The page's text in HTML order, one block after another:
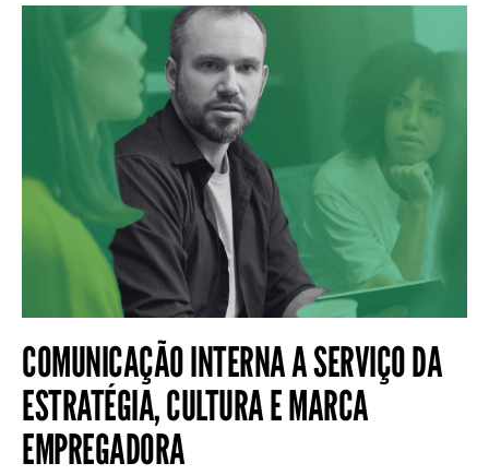
COMUNICAÇÃO INTERNA A SERVIÇO DA
ESTRATÉGIA, CULTURA E MARCA
EMPREGADORA